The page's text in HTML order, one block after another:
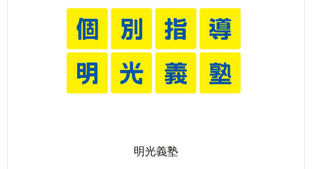
明光義塾